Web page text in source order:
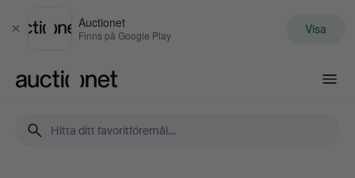
Stäng
Auctionet
Finns på Google Play Visa